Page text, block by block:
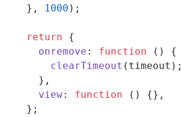
  },
1000 );
  return
{
    onremove
: function () {
      clearTimeout
(timeout);
    },
    view
: function () {},
  };